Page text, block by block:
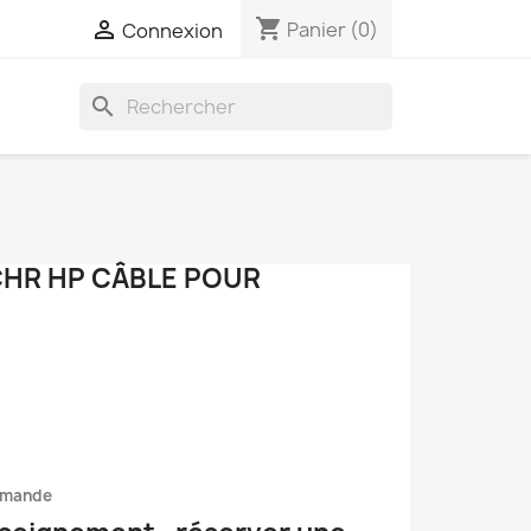
 Connexion shopping_cart Panier (0)
search
HP CÂBLE POUR